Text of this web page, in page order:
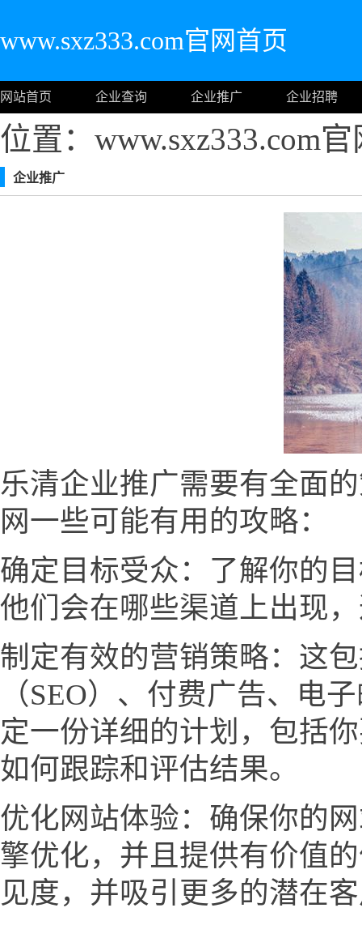
www.sxz333.com官网首页
网站首页 企业查询 企业推广 企业招聘
位置：www.sxz333.com
企业推广
乐清企业推广需要有全面
网一些可能有用的攻略：
确定目标受众：了解你的
他们会在哪些渠道上出现
制定有效的营销策略：这
（SEO）、付费广告、电
定一份详细的计划，包括
如何跟踪和评估结果。
优化网站体验：确保你的
擎优化，并且提供有价值
见度，并吸引更多的潜在